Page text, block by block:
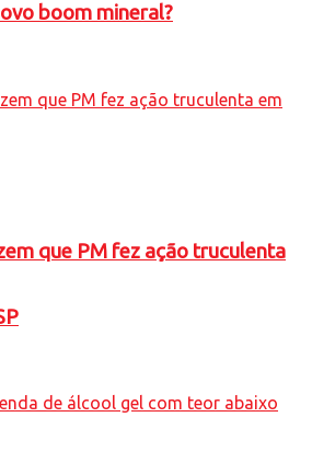
boom mineral?
que PM fez ação truculenta